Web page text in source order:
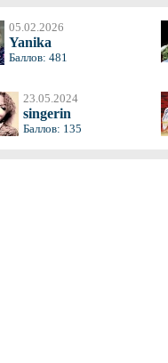
05.02.2026
Yanika
Баллов: 481
23.05.2024
singerin
Баллов: 135